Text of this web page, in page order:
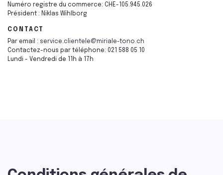
Numéro registre du commerce: CHE-105.945.026
Président : Niklas Wihlborg
CONTACT
Par email : service.clientele@miriale-tono.ch
Contactez-nous par téléphone: 021 588 05 10
Lundi - Vendredi de 11h à 17h